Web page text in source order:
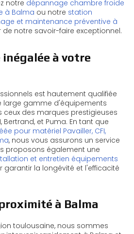
notre dépannage chambre froide
à Balma ou notre station
et maintenance préventive à
de notre savoir-faire exceptionnel.
à votre
est hautement qualifiée
large gamme d'équipements
ceux des marques prestigieuses
Bertrand, et Puma. En tant que
pour matériel Pavailler, CFI,
, nous vous assurons un service
proposons également une
et entretien équipements
garantir la longévité et l'efficacité
à Balma
toulousaine, nous sommes